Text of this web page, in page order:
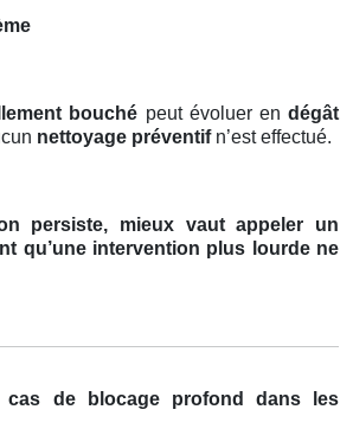
bouché peut évoluer endégât
nettoyage préventifn’est effectué.
persiste, mieux vaut appeler un
qu’une intervention plus lourde ne
cas de blocage profond dans les